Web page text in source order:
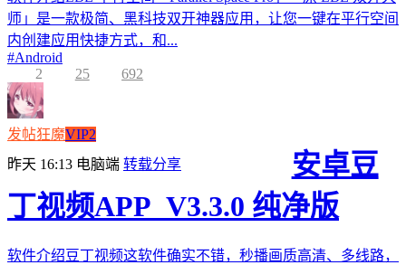
师」是一款极简、黑科技双开神器应用，让您一键在平行空间
内创建应用快捷方式，和...
#Android
2
25 692
发帖狂魔VIP2
昨天 16:13 电脑端 转载分享
安卓豆
丁视频APP_V3.3.0 纯净版
软件介绍豆丁视频这软件确实不错，秒播画质高清、多线路，